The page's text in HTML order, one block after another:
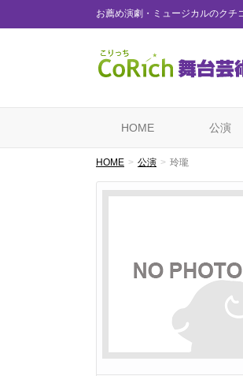
お薦め演劇・ミュージカルのクチ
HOME 公演
HOME 公演 玲瓏